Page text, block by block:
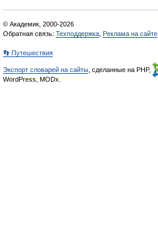
© Академик, 2000-2026
Обратная связь: Техподдержка Реклама на сайте
👣 Путешествия
Экспорт словарей на сайты , сделанные на PHP,
WordPress, MODx.